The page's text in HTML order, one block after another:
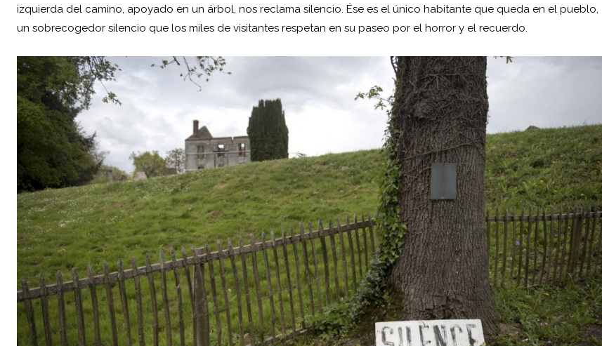
izquierda del camino, apoyado en un árbol, nos reclama silencio. Ése es el único habitante que queda en el pueblo,
un sobrecogedor silencio que los miles de visitantes respetan en su paseo por el horror y el recuerdo.